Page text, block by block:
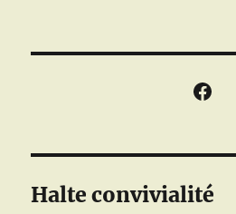
Halte convivialité